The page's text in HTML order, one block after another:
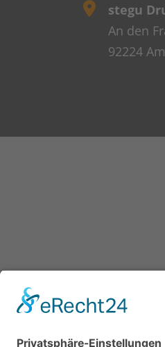
stegu
An den
92224